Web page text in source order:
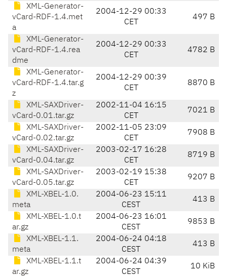
XML-Generator-
vCard-RDF-1.4.met
a
2004-12-29 00:33
CET
497 B
XML-Generator-
vCard-RDF-1.4.rea
dme
2004-12-29 00:33
CET
4782 B
XML-Generator-
vCard-RDF-1.4.tar.g
z
2004-12-29 00:39
CET
8870 B
XML-SAXDriver-
vCard-0.01.tar.gz
2002-11-04 16:15
CET
7021 B
XML-SAXDriver-
vCard-0.02.tar.gz
2002-11-05 23:09
CET
7908 B
XML-SAXDriver-
vCard-0.04.tar.gz
2003-02-17 16:28
CET
8719 B
XML-SAXDriver-
vCard-0.05.tar.gz
2003-02-19 15:38
CET
9207 B
XML-XBEL-1.0.
meta
2004-06-23 15:11
CEST
413 B
XML-XBEL-1.0.t
ar.gz
2004-06-23 16:01
CEST
9853 B
XML-XBEL-1.1.
meta
2004-06-24 04:18
CEST
413 B
XML-XBEL-1.1.t
ar.gz
2004-06-24 04:39
CEST
10 KiB